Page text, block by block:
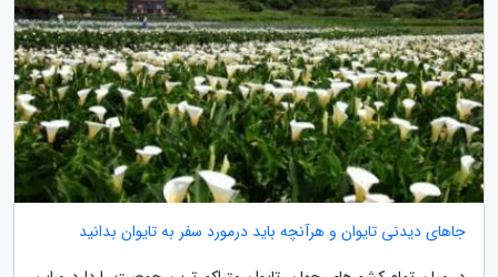
جاهای دیدنی تایوان و هرآنچه باید درمورد سفر به تایوان بدانید